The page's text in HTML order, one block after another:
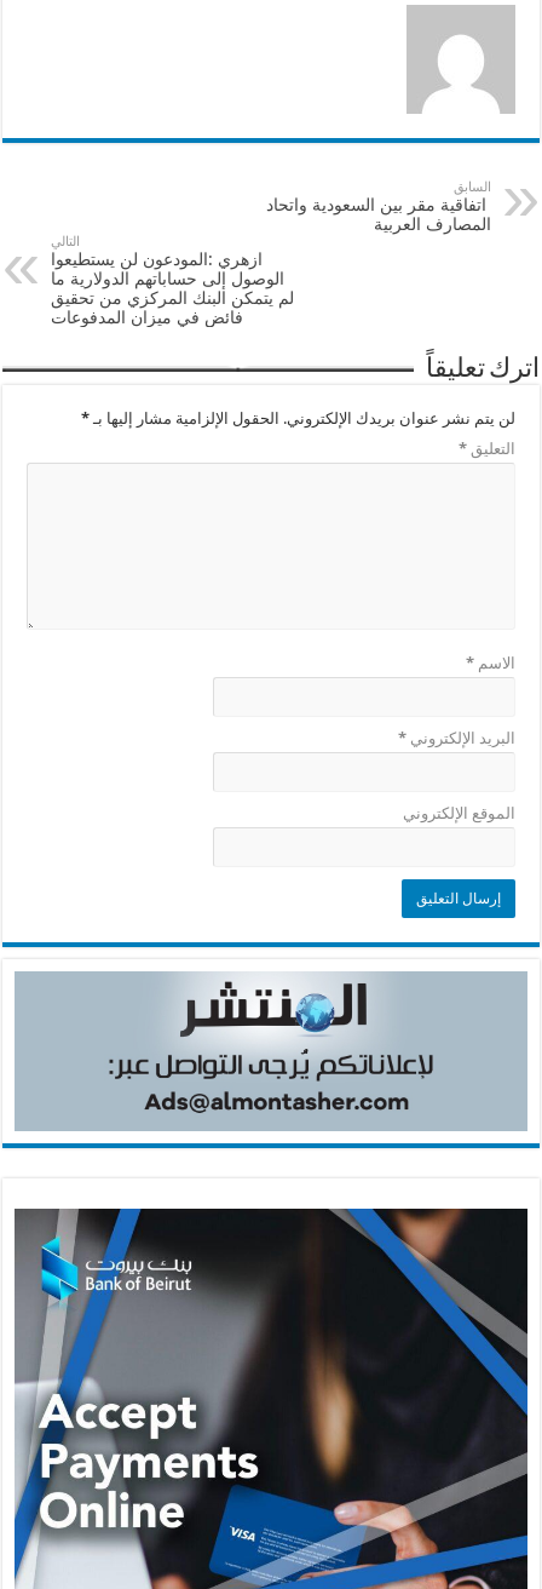
السابق
اتفاقية مقر بين السعودية واتحاد
المصارف العربية
التالي
ازهري :المودعون لن يستطيعوا
الوصول إلى حساباتهم الدولارية ما
لم يتمكن البنك المركزي من تحقيق
فائض في ميزان المدفوعات
اترك تعليقاً
لن يتم نشر عنوان بريدك الإلكتروني. الحقول الإلزامية مشار إليها بـ*
التعليق*
الاسم*
البريد الإلكتروني*
الموقع الإلكتروني